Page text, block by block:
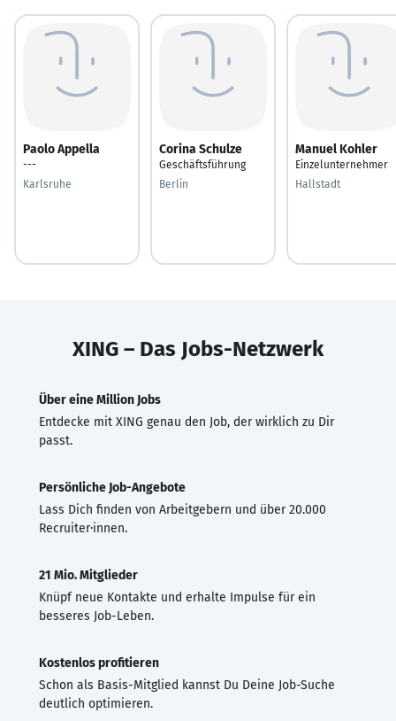
Paolo Appella
---
Karlsruhe
Corina Schulze
Geschäftsführung
Berlin
Manuel Kohler
Einzelunternehmer
Hallstadt
XING – Das Jobs-Netzwerk
Über eine Million Jobs
Entdecke mit XING genau den Job, der wirklich zu Dir
passt.
Persönliche Job-Angebote
Lass Dich finden von Arbeitgebern und über 20.000
Recruiter·innen.
21 Mio. Mitglieder
Knüpf neue Kontakte und erhalte Impulse für ein
besseres Job-Leben.
Kostenlos profitieren
Schon als Basis-Mitglied kannst Du Deine Job-Suche
deutlich optimieren.